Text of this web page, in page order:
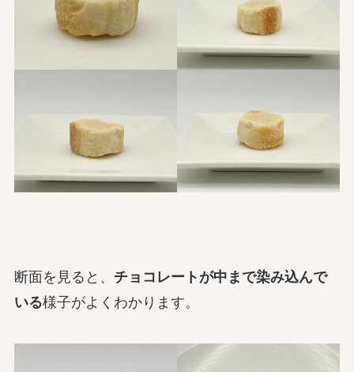
断面を見ると、 チョコレートが中まで染み込んで
いる様子がよくわかります。